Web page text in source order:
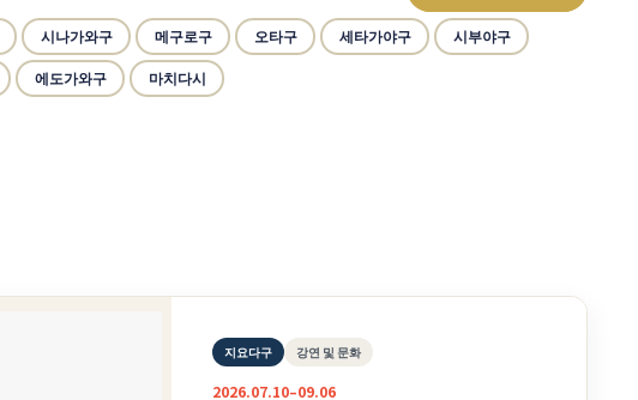
시나가와구 메구로구 오타구 세타가야구
시부야구
에도가와구 마치다시
지요다구 강연 및 문화
2026.07.10–09.06